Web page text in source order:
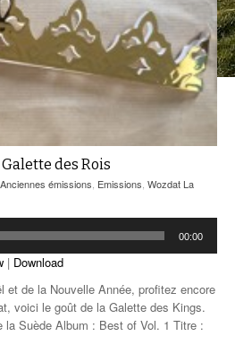
des Rois
Anciennes émissions, Emissions, Wozdat La
00:00
| Download
et de la Nouvelle Année, profitez encore
voici le goût de la Galette des Kings.
Suède Album : Best of Vol. 1 Titre :